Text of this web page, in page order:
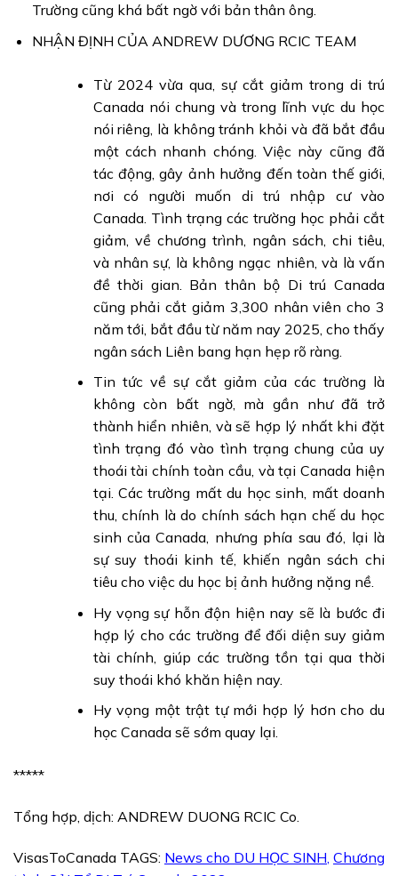
Trường cũng khá bất ngờ với bản thân ông.
NHẬN ĐỊNH CỦA ANDREW DƯƠNG RCIC TEAM
Từ 2024 vừa qua, sự cắt giảm trong di trú
Canada nói chung và trong lĩnh vực du học
nói riêng, là không tránh khỏi và đã bắt đầu
một cách nhanh chóng. Việc này cũng đã
tác động, gây ảnh hưởng đến toàn thế giới,
nơi có người muốn di trú nhập cư vào
Canada. Tình trạng các trường học phải cắt
giảm, về chương trình, ngân sách, chi tiêu,
và nhân sự, là không ngạc nhiên, và là vấn
đề thời gian. Bản thân bộ Di trú Canada
cũng phải cắt giảm 3,300 nhân viên cho 3
năm tới, bắt đầu từ năm nay 2025, cho thấy
ngân sách Liên bang hạn hẹp rõ ràng.
Tin tức về sự cắt giảm của các trường là
không còn bất ngờ, mà gần như đã trở
thành hiển nhiên, và sẽ hợp lý nhất khi đặt
tình trạng đó vào tình trạng chung của uy
thoái tài chính toàn cầu, và tại Canada hiện
tại. Các trường mất du học sinh, mất doanh
thu, chính là do chính sách hạn chế du học
sinh của Canada, nhưng phía sau đó, lại là
sự suy thoái kinh tế, khiến ngân sách chi
tiêu cho việc du học bị ảnh hưởng nặng nề.
Hy vọng sự hỗn độn hiện nay sẽ là bước đi
hợp lý cho các trường để đối diện suy giảm
tài chính, giúp các trường tồn tại qua thời
suy thoái khó khăn hiện nay.
Hy vọng một trật tự mới hợp lý hơn cho du
học Canada sẽ sớm quay lại.
*****
Tổng hợp, dịch: ANDREW DUONG RCIC Co.
VisasToCanada TAGS: News cho DU HỌC SINH, Chương